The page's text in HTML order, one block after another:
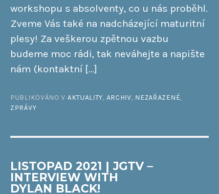
workshopu s absolventy, co u nás proběhl.
Zveme Vás také na nadcházející maturitní
plesy! Za veškerou zpětnou vazbu
budeme moc rádi, tak neváhejte a napište
nám (kontaktní […]
PUBLIKOVÁNO V AKTUALITY, ARCHIV, NEZAŘAZENÉ,
ZPRÁVY
LISTOPAD 2021 | JGTV –
INTERVIEW WITH
DYLAN BLACK!